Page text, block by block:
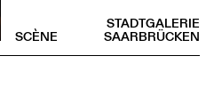
STADTGALERIE
SAARBRÜCKEN
SCÈNE